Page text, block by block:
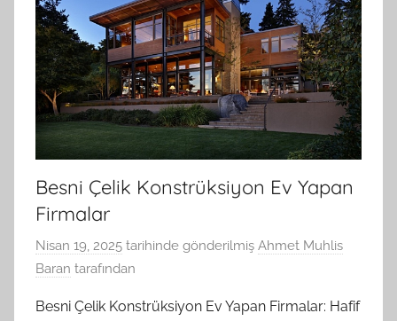
Besni Çelik Konstrüksiyon Ev Yapan
Firmalar
Nisan 19, 2025 tarihinde gönderilmiş Ahmet Muhlis
Baran tarafından
Besni Çelik Konstrüksiyon Ev Yapan Firmalar: Hafif